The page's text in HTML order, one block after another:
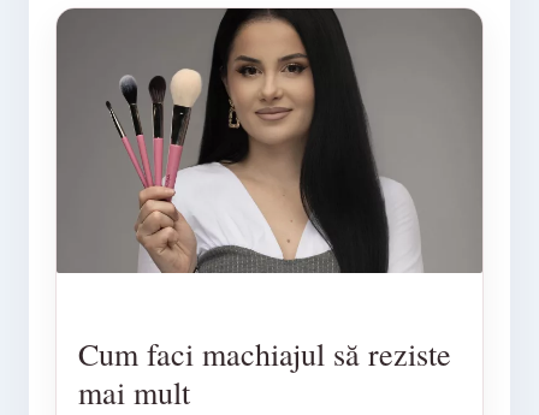
Cum faci machiajul să reziste
mai mult